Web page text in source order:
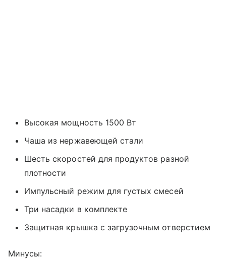
Высокая мощность 1500 Вт
Чаша из нержавеющей стали
Шесть скоростей для продуктов разной
плотности
Импульсный режим для густых смесей
Три насадки в комплекте
Защитная крышка с загрузочным отверстием
Минусы: